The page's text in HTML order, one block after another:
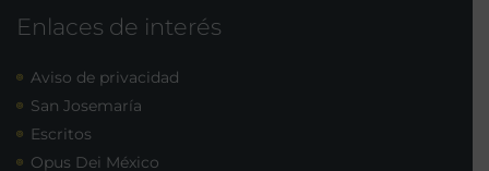
Enlaces de interés
Aviso de privacidad
San Josemaría
Escritos
Opus Dei México